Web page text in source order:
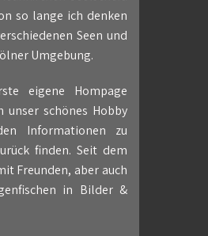
so lange ich denken
Seen und
Umgebung.
eigene Hompage
unser schönes Hobby
Informationen zu
finden. Seit dem
Freunden, aber auch
in Bilder &